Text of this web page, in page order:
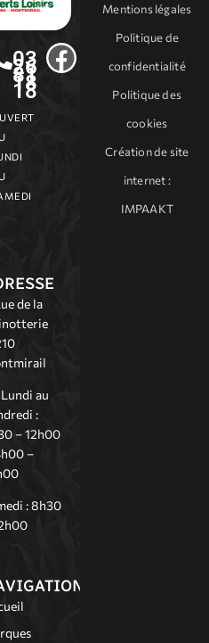
03
26
81
18
18
de la
au
:
– 12h00
–
: 8h30
Mentions légales
Politique de
confidentialité
Politique des
cookies
Création de site
internet:
IMPAAKT